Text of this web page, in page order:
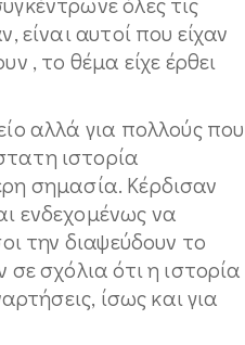
είναι αυτοί που είχαν
, το θέμα είχε έρθει
αλλά για πολλούς που
ιστορία
σημασία. Κέρδισαν
ενδεχομένως να
την διαψεύδουν το
σχόλια ότι η ιστορία
ίσως και για